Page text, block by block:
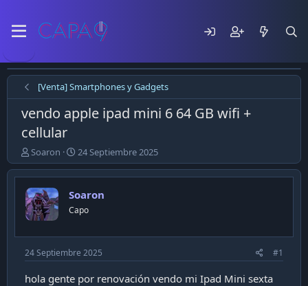
[Venta] Smartphones y Gadgets
vendo apple ipad mini 6 64 GB wifi +
cellular
E
m
p
e
z
ó
l
t
e
m
Soaron
F
e
c
a
d
p
u
b
l
24 Septiembre 2025
Soaron
Capo
24 Septiembre 2025 #1
hola gente por renovación vendo mi Ipad Mini sexta